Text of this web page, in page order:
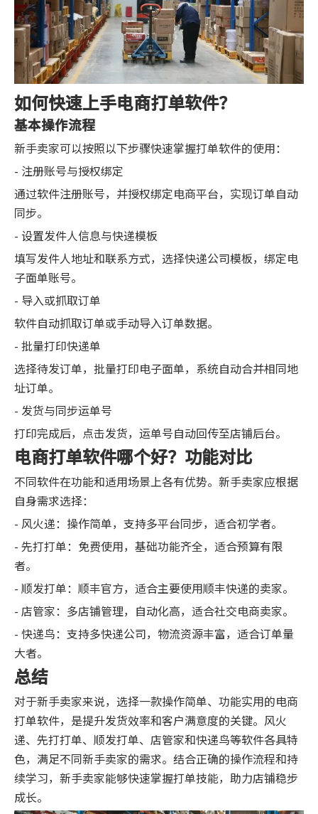
如何快速上手电商打单软件？
基本操作流程
新手卖家可以按照以下步骤快速掌握打单软件的使用：
- 注册账号与授权绑定
通过软件注册账号，并授权绑定电商平台，实现订单自动
同步。
- 设置发件人信息与快递模板
填写发件人地址和联系方式，选择快递公司模板，绑定电
子面单账号。
- 导入或抓取订单
软件自动抓取订单或手动导入订单数据。
- 批量打印快递单
选择待发订单，批量打印电子面单，系统自动合并相同地
址订单。
- 发货与同步运单号
打印完成后，点击发货，运单号自动回传至店铺后台。
电商打单软件哪个好？功能对比
不同软件在功能和适用场景上各有优势。新手卖家应根据
自身需求选择：
- 风火递：操作简单，支持多平台同步，适合初学者。
- 先打打单：免费使用，基础功能齐全，适合预算有限
者。
- 顺发打单：顺丰官方，适合主要使用顺丰快递的卖家。
- 店管家：多店铺管理，自动化高，适合社交电商卖家。
- 快递鸟：支持多快递公司，物流资源丰富，适合订单量
大者。
总结
对于新手卖家来说，选择一款操作简单、功能实用的电商
打单软件，是提升发货效率和客户满意度的关键。风火
递、先打打单、顺发打单、店管家和快递鸟等软件各具特
色，满足不同新手卖家的需求。结合正确的操作流程和持
续学习，新手卖家能够快速掌握打单技能，助力店铺稳步
成长。